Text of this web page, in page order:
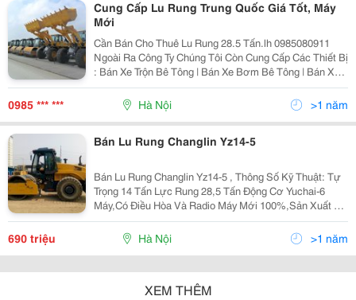
Cung Cấp Lu Rung Trung Quốc Giá Tốt, Máy
Mới
Cần Bán Cho Thuê Lu Rung 28.5 Tấn.lh 0985080911
Ngoài Ra Công Ty Chúng Tôi Còn Cung Cấp Các Thiết Bị
: Bán Xe Trộn Bê Tông | Bán Xe Bơm Bê Tông | Bán Xe
Bơm Bê Tông Cũ | Bán Xe Trộn Bê Tông Cũ | Bán Bơm
Bê Tông Tĩnh | Bán Xe Chuyên Dùn
0985 *** *** Hà Nội >1 năm
Bán Lu Rung Changlin Yz14-5
Bán Lu Rung Changlin Yz14-5 , Thông Số Kỹ Thuật: Tự
Trọng 14 Tấn Lực Rung 28,5 Tấn Động Cơ Yuchai-6
Máy,Có Điều Hòa Và Radio Máy Mới 100%,Sản Xuất Tại
Trung Quốc Năm 2014
690 triệu Hà Nội >1 năm
XEM THÊM